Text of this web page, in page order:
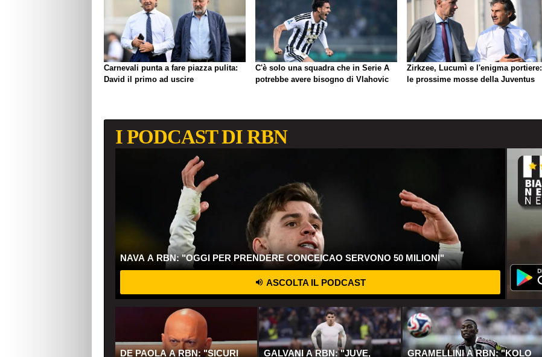
Carnevali punta a fare piazza pulita:
David il primo ad uscire
C'è solo una squadra che in Serie A
potrebbe avere bisogno di Vlahovic
Zirkzee, Lucumì e l'enigma portiere:
le prossime mosse della Juventus
I PODCAST DI RBN
NAVA A RBN: "OGGI PER PRENDERE CONCEICAO SERVONO 50 MILIONI"
ASCOLTA IL PODCAST
DE PAOLA A RBN: "SICURI GALVANI A RBN: "JUVE, GRAMELLINI A RBN: "KOLO